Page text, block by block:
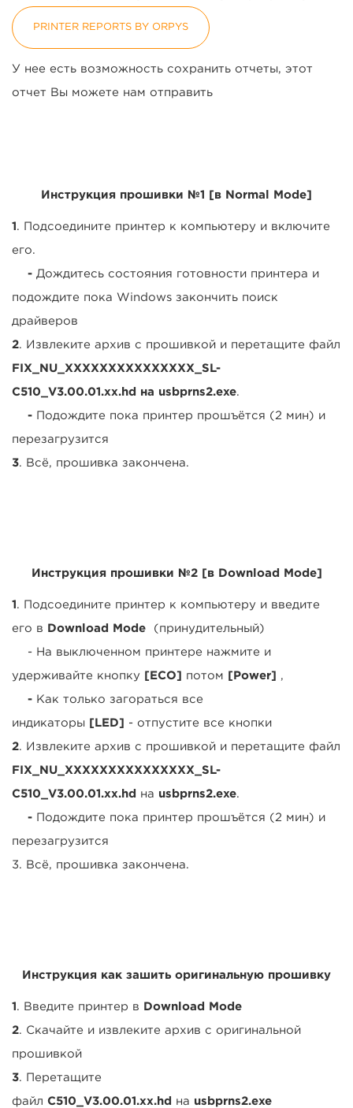
PRINTER REPORTS BY ORPYS
У нее есть возможность сохранить отчеты, этот
отчет Вы можете нам отправить
Инструкция прошивки №1 [в Normal Mode]
1 . Подсоедините принтер к компьютеру и включите
его.
- Дождитесь состояния готовности принтера и
подождите пока Windows закончить поиск
драйверов
2. Извлеките архив с прошивкой и перетащите файл
FIX_NU_XXXXXXXXXXXXXXX_SL-
C510_V3.00.01.xx.hd на usbprns2.exe.
- Подождите пока принтер прошъётся (2 мин) и
перезагрузится
3. Всё, прошивка закончена.
Инструкция прошивки №2 [в Download Mode]
1 . Подсоедините принтер к компьютеру и введите
его в Download Mode (принудительный)
- На выключенном принтере нажмите и
удерживайте кнопку [ECO] потом [Power] ,
- Как только загораться все
индикаторы [LED] - отпустите все кнопки
2. Извлеките архив с прошивкой и перетащите файл
FIX_NU_XXXXXXXXXXXXXXX_SL-
C510_V3.00.01.xx.hd на usbprns2.exe.
- Подождите пока принтер прошъётся (2 мин) и
перезагрузится
3. Всё, прошивка закончена.
Инструкция как зашить оригинальную прошивку
1 . Введите принтер в Download Mode
2. Скачайте и извлеките архив с оригинальной
прошивкой
3. Перетащите
файл C510_V3.00.01.xx.hd на usbprns2.exe